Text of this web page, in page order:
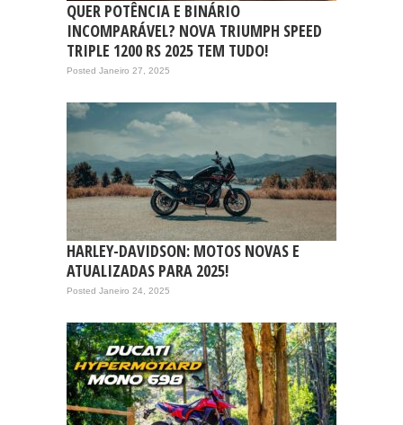
QUER POTÊNCIA E BINÁRIO
INCOMPARÁVEL? NOVA TRIUMPH SPEED
TRIPLE 1200 RS 2025 TEM TUDO!
Posted Janeiro 27, 2025
HARLEY-DAVIDSON: MOTOS NOVAS E
ATUALIZADAS PARA 2025!
Posted Janeiro 24, 2025